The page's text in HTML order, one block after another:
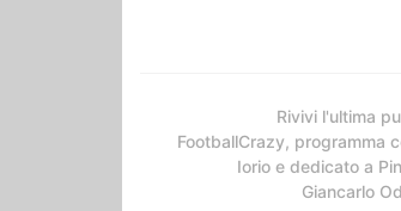
Rivivi l'ultima
FootballCrazy, programma
Iorio e dedicato a
Giancarlo